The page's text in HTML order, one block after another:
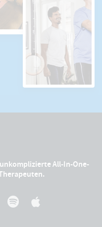
All-In-One-